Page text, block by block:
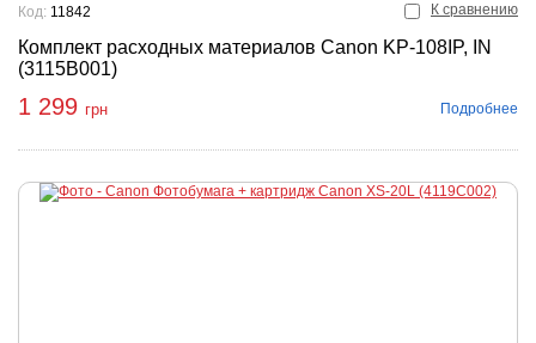
К сравнению
Комплект расходных материалов Canon KP-108IP, IN
(3115B001)
Код: 11842
1 299 грн Подробнее